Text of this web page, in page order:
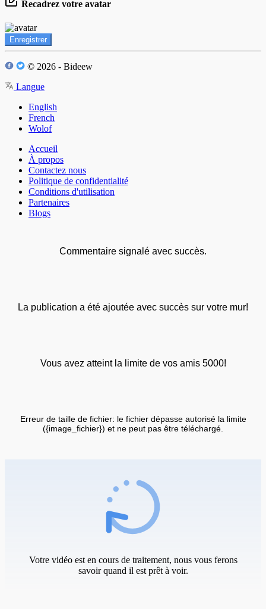
Recadrez votre avatar
Enregistrer
© 2026 - Bideew
Langue
English
French
Wolof
Accueil
À propos
Contactez nous
Politique de confidentialité
Conditions d'utilisation
Partenaires
Blogs
Commentaire signalé avec succès.
La publication a été ajoutée avec succès sur votre mur!
Vous avez atteint la limite de vos amis 5000!
Erreur de taille de fichier: le fichier dépasse autorisé la limite
({image_fichier}) et ne peut pas être téléchargé.
Votre vidéo est en cours de traitement, nous vous ferons
savoir quand il est prêt à voir.